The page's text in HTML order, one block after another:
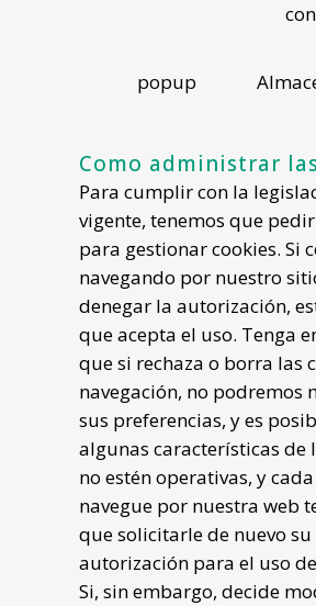
popup
Como administrar
Para cumplir con la
vigente, tenemos que
para gestionar cookies. Si
navegando por nuestro
denegar la autorización,
que acepta el uso. Tenga
que si rechaza o borra las
navegación, no podremos
sus preferencias, y es
algunas características de
no estén operativas, y
navegue por nuestra web
que solicitarle de nuevo su
autorización para el uso
Si, sin embargo, decide